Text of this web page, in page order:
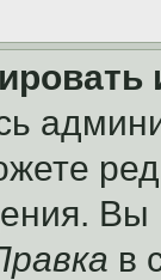
Вы
в